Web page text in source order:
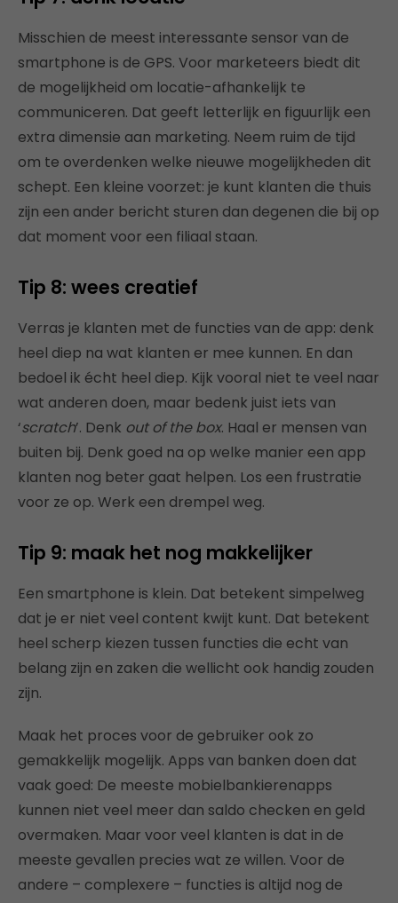
Misschien de meest interessante sensor van de
smartphone is de GPS. Voor marketeers biedt dit
de mogelijkheid om locatie-afhankelijk te
communiceren. Dat geeft letterlijk en figuurlijk een
extra dimensie aan marketing. Neem ruim de tijd
om te overdenken welke nieuwe mogelijkheden dit
schept. Een kleine voorzet: je kunt klanten die thuis
zijn een ander bericht sturen dan degenen die bij op
dat moment voor een filiaal staan.
Tip 8: wees creatief
Verras je klanten met de functies van de app: denk
heel diep na wat klanten er mee kunnen. En dan
bedoel ik écht heel diep. Kijk vooral niet te veel naar
wat anderen doen, maar bedenk juist iets van
‘scratch’. Denk out of the box. Haal er mensen van
buiten bij. Denk goed na op welke manier een app
klanten nog beter gaat helpen. Los een frustratie
voor ze op. Werk een drempel weg.
Tip 9: maak het nog makkelijker
Een smartphone is klein. Dat betekent simpelweg
dat je er niet veel content kwijt kunt. Dat betekent
heel scherp kiezen tussen functies die echt van
belang zijn en zaken die wellicht ook handig zouden
zijn.
Maak het proces voor de gebruiker ook zo
gemakkelijk mogelijk. Apps van banken doen dat
vaak goed: De meeste mobielbankierenapps
kunnen niet veel meer dan saldo checken en geld
overmaken. Maar voor veel klanten is dat in de
meeste gevallen precies wat ze willen. Voor de
andere – complexere – functies is altijd nog de